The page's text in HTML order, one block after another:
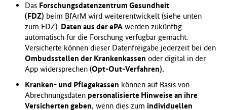
Das Forschungsdatenzentrum Gesundheit
(FDZ) beim BfArM wird weiterentwickelt (siehe unten
zum FDZ). Daten aus der ePAwerden zukünftig
automatisch für die Forschung verfügbar gemacht.
Versicherte können dieser Datenfreigabe jederzeit bei den
Ombudsstellen der Krankenkassen oder digital in der
App widersprechen (Opt-Out-Verfahren).
Kranken- und Pflegekassen können auf Basis von
Abrechnungsdaten personalisierte Hinweise an ihre
Versicherten geben, wenn dies zum individuellen